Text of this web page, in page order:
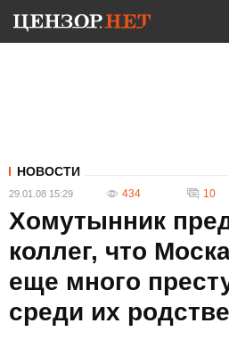
НОВОСТИ
29.01.08 15:29 434 10
Хомутынник
коллег, что
еще много
среди их